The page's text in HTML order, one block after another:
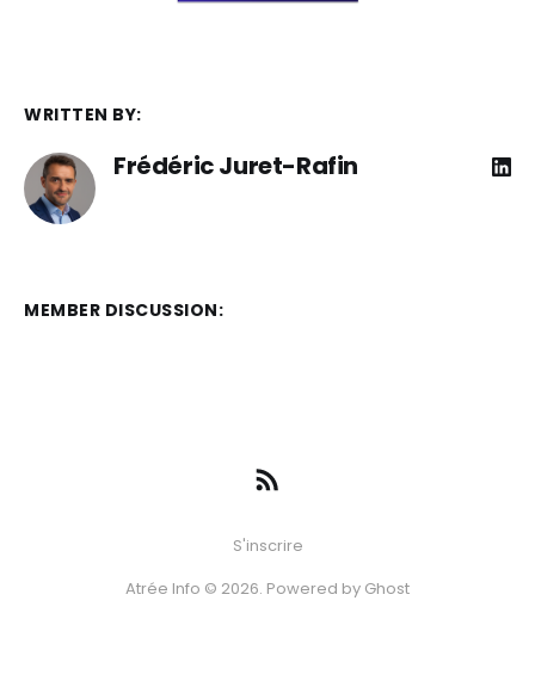
WRITTEN BY:
Frédéric Juret-Rafin
MEMBER DISCUSSION:
S'inscrire
Atrée Info © 2026. Powered by Ghost